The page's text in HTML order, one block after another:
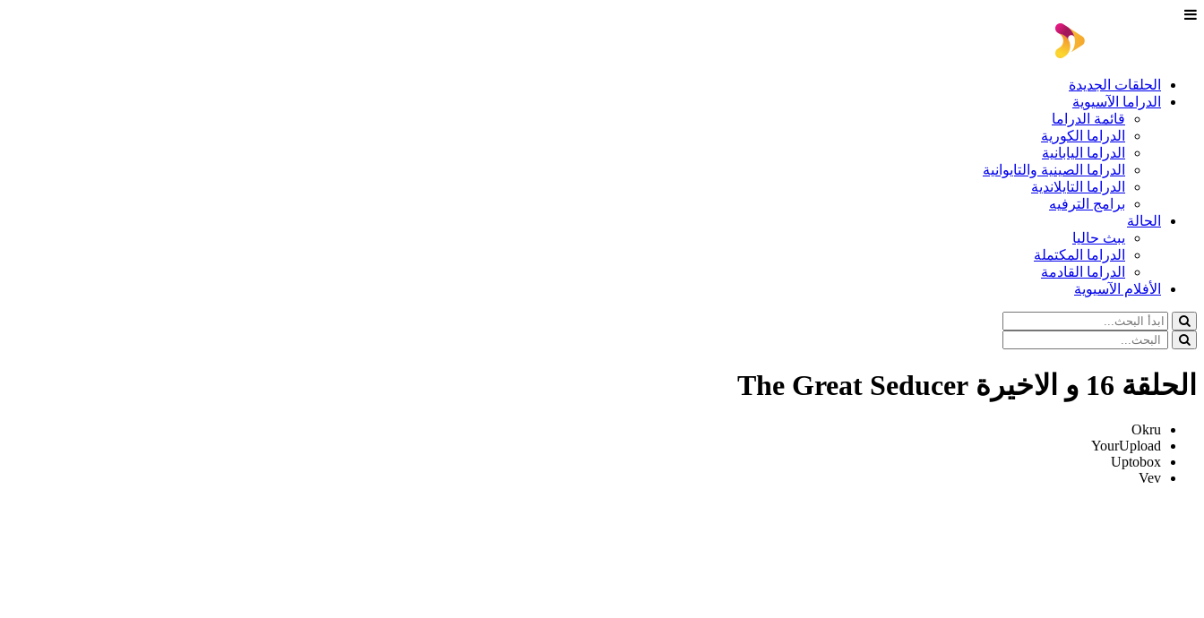
الحلقات الجديدة
الدراما الآسيوية
قائمة الدراما
الدراما الكورية
الدراما اليابانية
الدراما الصينية والتايوانية
الدراما التايلاندية
برامج الترفيه
الحالة
يبث حاليا
الدراما المكتملة
الدراما القادمة
الأفلام الآسيوية
الحلقة 16 و الاخيرة The Great Seducer
Okru
YourUpload
Uptobox
Vev